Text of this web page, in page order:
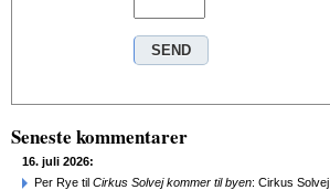
Seneste kommentarer
16. juli 2026:
Per Rye til Cirkus Solvej kommer til byen: Cirkus Solvej